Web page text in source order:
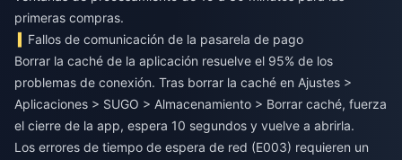
primeras compras.
Fallos de comunicación de la pasarela de pago
Borrar la caché de la aplicación resuelve el 95% de los
problemas de conexión. Tras borrar la caché en Ajustes >
Aplicaciones > SUGO > Almacenamiento > Borrar caché, fuerza
el cierre de la app, espera 10 segundos y vuelve a abrirla.
Los errores de tiempo de espera de red (E003) requieren un